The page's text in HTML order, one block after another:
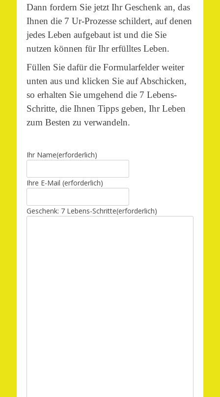
Dann fordern Sie jetzt Ihr Geschenk an, das
Ihnen die 7 Ur-Prozesse schildert, auf denen
jedes Leben aufgebaut ist und die Sie
nutzen können für Ihr erfülltes Leben.
Füllen Sie dafür die Formularfelder weiter
unten aus und klicken Sie auf Abschicken,
so erhalten Sie umgehend die 7 Lebens-
Schritte, die Ihnen Tipps geben, Ihr Leben
zum Besten zu verwandeln.
Ihr Name(erforderlich)
Ihre E-Mail (erforderlich)
Geschenk: 7 Lebens-Schritte(erforderlich)